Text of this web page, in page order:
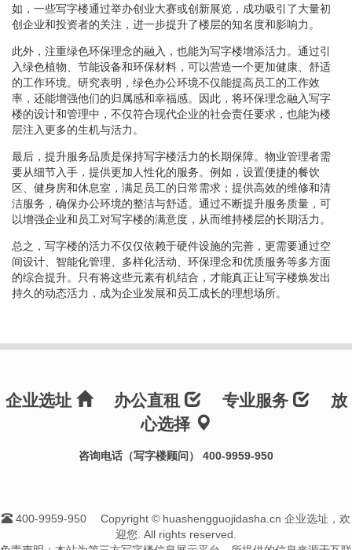
如，一些写字楼通过举办创业大赛或创新展览，成功吸引了大量初
创企业和投资者的关注，进一步提升了楼层的知名度和影响力。
此外，注重绿色环保理念的融入，也能为写字楼增添活力。通过引
入绿色植物、节能设备和环保材料，可以营造一个更加健康、舒适
的工作环境。研究表明，绿色办公环境不仅能提高员工的工作效
率，还能增强他们的归属感和幸福感。因此，将环保理念融入写字
楼的设计和管理中，不仅符合现代企业的社会责任要求，也能为楼
层注入更多的生机与活力。
最后，提升服务品质是保持写字楼活力的长期保障。物业管理者需
要从细节入手，提供更加人性化的服务。例如，设置便捷的餐饮
区、健身房和休息室，满足员工的日常需求；提供高效的维修和清
洁服务，确保办公环境的整洁与舒适。通过不断提升服务质量，可
以增强企业和员工对写字楼的满意度，从而维持楼层的长期活力。
总之，写字楼的活力不仅仅依赖于硬件设施的完善，更需要通过空
间设计、智能化管理、多样化活动、环保理念和优质服务等多方面
的综合提升。只有将这些元素有机结合，才能真正让写字楼焕发出
持久的动态活力，成为企业发展和员工成长的理想场所。
企业选址 办公直租 专业服务
放
心选择
咨询电话（写字楼顾问） 400-9959-950
400-9959-950
Copyright © huashengguojidasha.cn 企业选址，欢
迎您. All rights reserved.